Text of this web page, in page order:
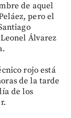
de aquel
pero el
Álvarez
rojo está
de la tarde
de los